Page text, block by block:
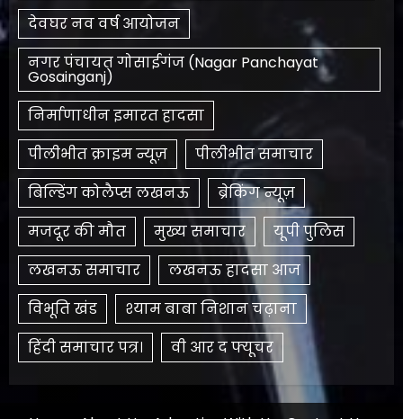
देवघर नव वर्ष आयोजन
नगर पंचायत गोसाईगंज (Nagar Panchayat
Gosainganj)
निर्माणाधीन इमारत हादसा
पीलीभीत क्राइम न्यूज़
पीलीभीत समाचार
बिल्डिंग कोलैप्स लखनऊ
ब्रेकिंग न्यूज़
मजदूर की मौत
मुख्य समाचार
यूपी पुलिस
लखनऊ समाचार
लखनऊ हादसा आज
विभूति खंड
श्याम बाबा निशान चढ़ाना
हिंदी समाचार पत्र।
​वी आर द फ्यूचर